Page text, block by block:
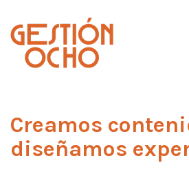
Creamos
diseñamos